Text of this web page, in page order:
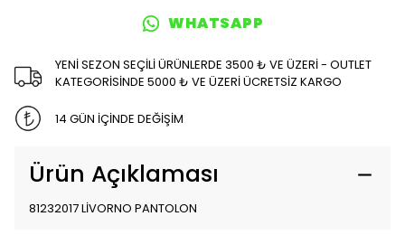
WHATSAPP
YENİ SEZON SEÇİLİ ÜRÜNLERDE 3500 ₺ VE ÜZERİ - OUTLET
KATEGORİSİNDE 5000 ₺ VE ÜZERİ ÜCRETSİZ KARGO
14 GÜN İÇİNDE DEĞİŞİM
Ürün Açıklaması
81232017 LİVORNO PANTOLON